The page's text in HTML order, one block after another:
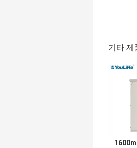
기타 제